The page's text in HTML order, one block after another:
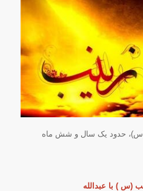
(س)، حدود یک سال و شش ماه
(س ) با عبدالله